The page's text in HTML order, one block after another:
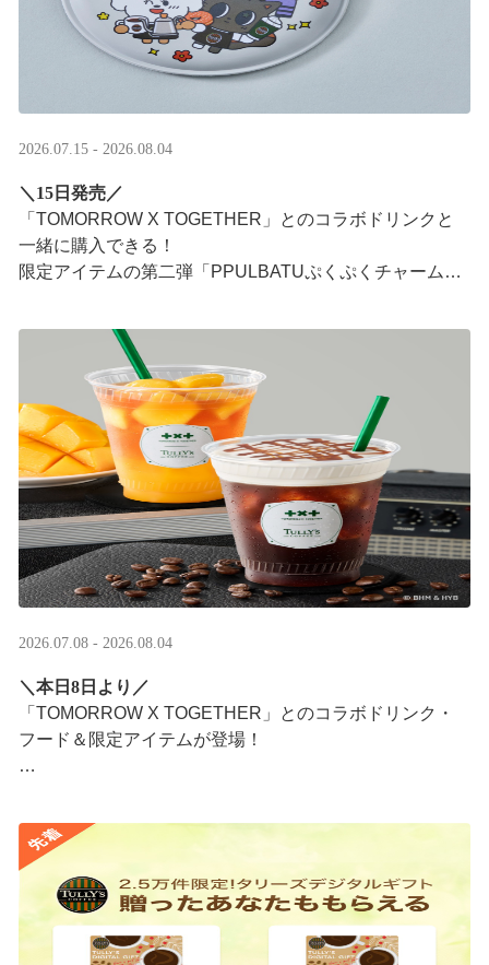
2026.07.15 - 2026.08.04
＼15日発売／
「TOMORROW X TOGETHER」とのコラボドリンクと
一緒に購入できる！​
限定アイテムの第二弾「PPULBATUぷくぷくチャーム」​
2026.07.08 - 2026.08.04
＼本日8日より／
「TOMORROW X TOGETHER」とのコラボドリンク・
フード＆限定アイテムが登場！